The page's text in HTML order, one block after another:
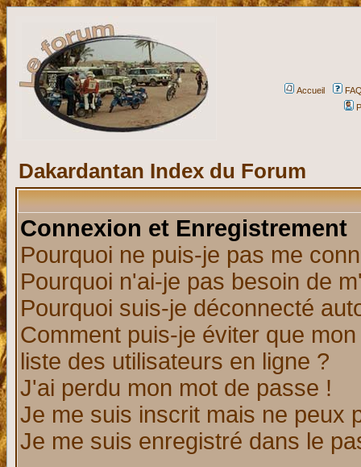
Accueil
Dakardantan Index du Forum
Connexion et Enregistrement
Pourquoi ne puis-je pas me
Pourquoi n'ai-je pas besoin de
Pourquoi suis-je déconnecté
Comment puis-je éviter que
liste des utilisateurs en ligne ?
J'ai perdu mon mot de passe !
Je me suis inscrit mais ne peux
Je me suis enregistré dans le